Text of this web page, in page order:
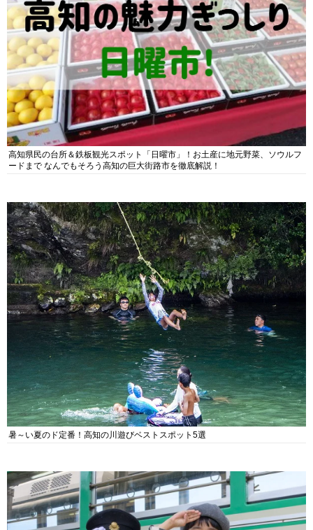
高知県民の台所＆鉄板観光スポット「日曜市」！お土産に地元野菜、ソウルフ
ードまで なんでもそろう高知の巨大街路市を徹底解説！
暑～い夏のド定番！高知の川遊びベストスポット5選